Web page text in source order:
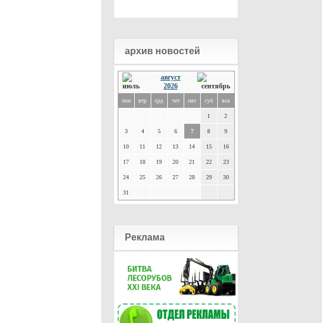
архив новостей
август
2026
пон втр срд чет пят суб вск
1 2
3 4 5 6 7 8 9
10 11 12 13 14 15 16
17 18 19 20 21 22 23
24 25 26 27 28 29 30
31
Реклама